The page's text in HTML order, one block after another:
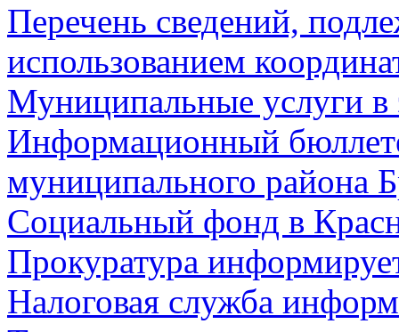
Перечень сведений,
использованием
Муниципальные услуги в
Информационный
муниципального района
Социальный фонд в
Прокуратура
Налоговая служба